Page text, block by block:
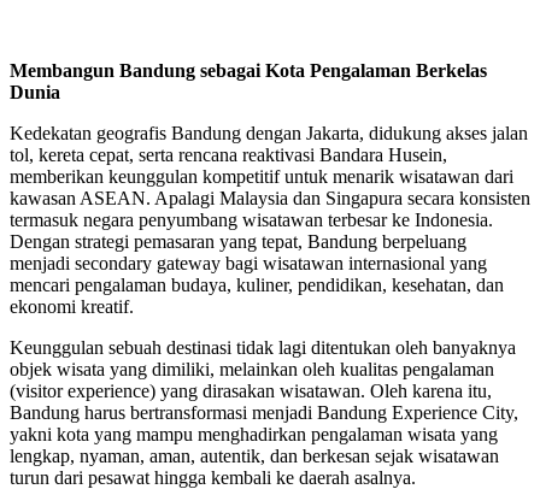
Membangun Bandung sebagai Kota Pengalaman Berkelas
Dunia
Kedekatan geografis Bandung dengan Jakarta, didukung akses jalan
tol, kereta cepat, serta rencana reaktivasi Bandara Husein,
memberikan keunggulan kompetitif untuk menarik wisatawan dari
kawasan ASEAN. Apalagi Malaysia dan Singapura secara konsisten
termasuk negara penyumbang wisatawan terbesar ke Indonesia.
Dengan strategi pemasaran yang tepat, Bandung berpeluang
menjadi secondary gateway bagi wisatawan internasional yang
mencari pengalaman budaya, kuliner, pendidikan, kesehatan, dan
ekonomi kreatif.
Keunggulan sebuah destinasi tidak lagi ditentukan oleh banyaknya
objek wisata yang dimiliki, melainkan oleh kualitas pengalaman
(visitor experience) yang dirasakan wisatawan. Oleh karena itu,
Bandung harus bertransformasi menjadi Bandung Experience City,
yakni kota yang mampu menghadirkan pengalaman wisata yang
lengkap, nyaman, aman, autentik, dan berkesan sejak wisatawan
turun dari pesawat hingga kembali ke daerah asalnya.